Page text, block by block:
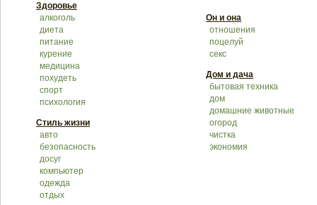
Здоровье
алкоголь
диета
питание
курение
медицина
похудеть
спорт
психология
Стиль жизни
авто
безопасность
досуг
компьютер
одежда
отдых
Он и она
отношения
поцелуй
секс
Дом и дача
бытовая техника
дом
домашние животные
огород
чистка
экономия